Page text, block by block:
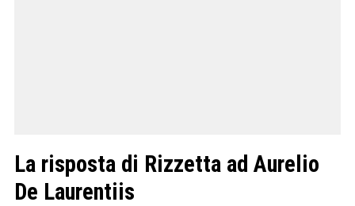
La risposta di Rizzetta ad Aurelio
De Laurentiis